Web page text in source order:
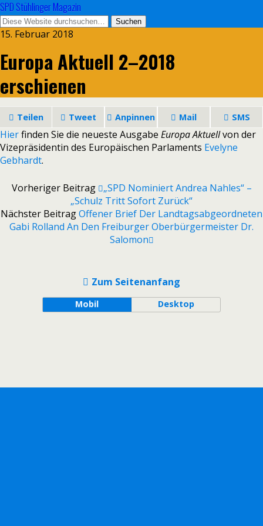
SPD Stühlinger Magazin
15. Februar 2018
Europa Aktuell 2–2018
erschienen
Teilen Tweet Anpinnen Mail SMS
Hierfin­den Sie die neu­este Ausgabe Europa Aktuellvon der
Vizepräsidentin des Europäischen Parlaments Evelyne
Gebhardt.
Vorheriger Beitrag
„SPD Nominiert Andrea Nahles“ –
„Schulz Tritt Sofort Zurück“
Nächster BeitragOffener Brief Der Landtagsabgeordneten
Gabi Rolland An Den Freiburger Oberbürgermeister Dr.
Salomon
Zum Seitenanfang
Mobil Desktop